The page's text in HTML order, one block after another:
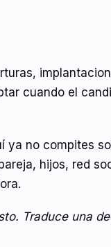
cuando el
ya no compites
hijos, red
Traduce una